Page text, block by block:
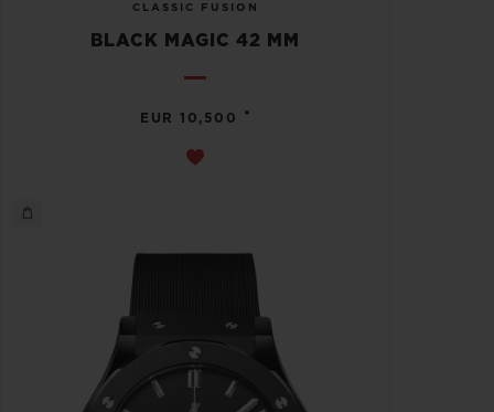
CLASSIC FUSION
BLACK MAGIC 42 MM
EUR 10,500 •